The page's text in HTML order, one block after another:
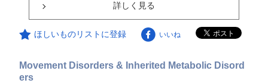
詳しく見る
ほしいものリストに登録 いいね
Movement Disorders & Inherited Metabolic Disord
ers